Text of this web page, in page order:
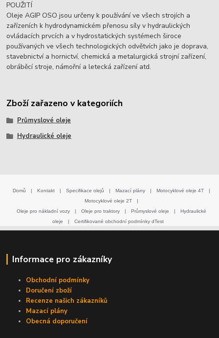
POUŽITÍ
Oleje AGIP OSO jsou určeny k používání ve všech strojích a
zařízeních k hydrodynamickém přenosu síly v hydraulických
ovládacích prvcích a v hydrostatických systémech široce
používaných ve všech technologických odvětvích jako je doprava,
stavebnictví a hornictví, chemická a metalurgická strojní zařízení,
obráběcí stroje, námořní a letecká zařízení atd.
Zboží zařazeno v kategoriích
Průmyslové oleje
Hydraulické oleje
Domů Kontakt Specifikace olejů Mazací plány Motocyklové oleje 4T
Motocyklové oleje 2T
Oleje pro nákladní vozy
Oleje pro traktory Průmyslové oleje
Hydraulické
oleje
Certifikované obchodní podmínky dTest
Informace pro zákazníky
Obchodní podmínky
Doručení zboží
Recenze našich zákazníků
Mazací plány
Obecná doporučení